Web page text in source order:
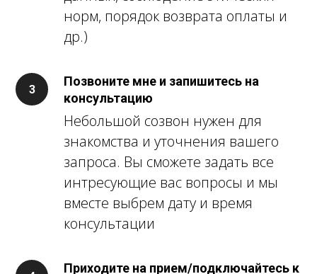
норм, порядок возврата оплаты и
др.)
Позвоните мне и запишитесь на
консультацию
Небольшой созвон нужен для
знакомства и уточнения вашего
запроса. Вы сможете задать все
интресующие вас вопросы и мы
вместе выбрем дату и время
консультации
Приходите на прием/подключайтесь к